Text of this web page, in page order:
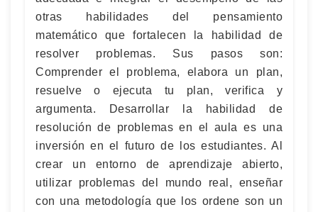
otras habilidades del pensamiento
matemático que fortalecen la habilidad de
resolver problemas. Sus pasos son:
Comprender el problema, elabora un plan,
resuelve o ejecuta tu plan, verifica y
argumenta. Desarrollar la habilidad de
resolución de problemas en el aula es una
inversión en el futuro de los estudiantes. Al
crear un entorno de aprendizaje abierto,
utilizar problemas del mundo real, enseñar
con una metodología que los ordene son un